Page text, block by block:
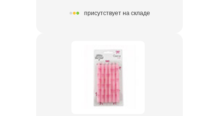
присутствует на складе